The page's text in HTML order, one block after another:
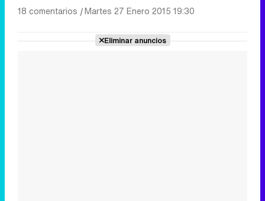
18 comentarios |Martes 27 Enero 2015 19:30
Eliminar anuncios